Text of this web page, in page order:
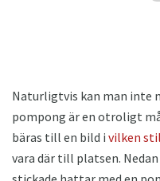
Naturligtvis kan man inte
pompong är en otroligt
bäras till en bild i vilken
vara där till platsen.